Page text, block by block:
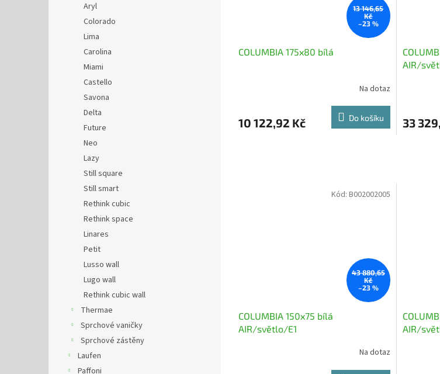
Aryl
Colorado
Lima
Carolina
Miami
Castello
Savona
Delta
Future
Neo
Lazy
Still square
Still smart
Rethink cubic
Rethink space
Linares
Petit
Lusso wall
Lugo wall
Rethink cubic wall
Thermae
Sprchové vaničky
Sprchové zástěny
Laufen
Paffoni
13 146,65
Kč
–23 %
COLUMBIA 175x80 bílá
Na dotaz
10 122,92 Kč Do košíku
AIR/
33
43 880,65
Kč
–23 %
COLUMBIA 150x75 bílá
AIR/světlo/E1
Na dotaz
Kód: B002002005
AIR/